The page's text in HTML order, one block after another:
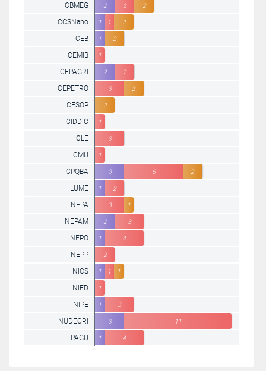
2 2 2
CBMEG
1 1 2
CCSNano
1 2
CEB
1
CEMIB
2 2
CEPAGRI
3 2
CEPETRO
2
CESOP
1
CIDDIC
3
CLE
1
CMU
3 6 2
CPQBA
1 2
LUME
3 1
NEPA
2 3
NEPAM
1 4
NEPO
2
NEPP
1 1 1
NICS
1
NIED
1 3
NIPE
3 11
NUDECRI
1 4
PAGU